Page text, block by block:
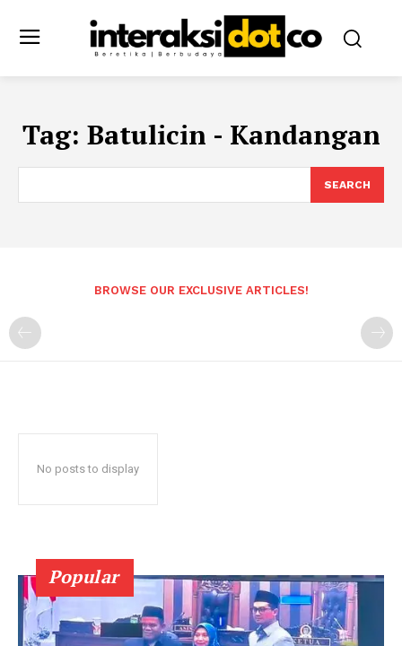
Tag: Batulicin - Kandangan
SEARCH
BROWSE OUR EXCLUSIVE ARTICLES!
No posts to display
Popular